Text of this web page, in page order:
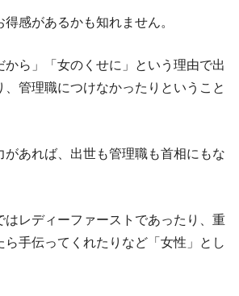
感があるかも知れません。
から」「女のくせに」という理由で出
管理職につけなかったりということ
があれば、出世も管理職も首相にもな
はレディーファーストであったり、重
ら手伝ってくれたりなど「女性」とし